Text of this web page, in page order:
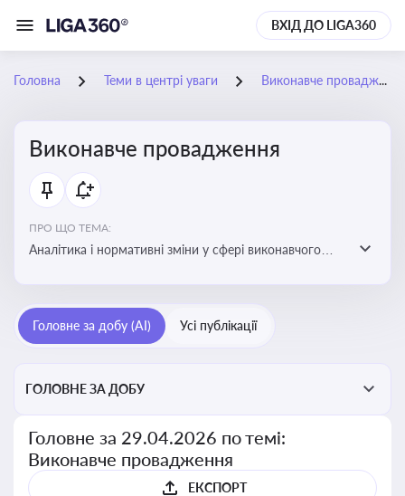
ВХІД ДО LIGA360
Головна Теми в центрі уваги Виконавче провадження
Виконавче провадження
ПРО ЩО ТЕМА:
Аналітика і нормативні зміни у сфері виконавчого
завершенню проваджень, діяльності державних і
приватних виконавців
Головне за добу (AI) Усі публікації
ГОЛОВНЕ ЗА ДОБУ
Головне за 29.04.2026 по темі:
Виконавче провадження
ЕКСПОРТ